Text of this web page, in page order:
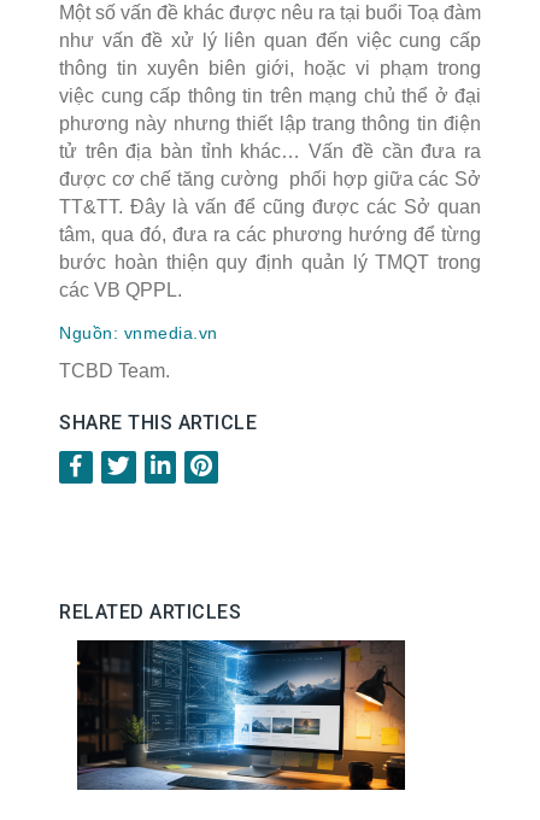
Một số vấn đề khác được nêu ra tại buổi Toạ đàm
như vấn đề xử lý liên quan đến việc cung cấp
thông tin xuyên biên giới, hoặc vi phạm trong
việc cung cấp thông tin trên mạng chủ thể ở đại
phương này nhưng thiết lập trang thông tin điện
tử trên địa bàn tỉnh khác… Vấn đề cần đưa ra
được cơ chế tăng cường phối hợp giữa các Sở
TT&TT. Đây là vấn để cũng được các Sở quan
tâm, qua đó, đưa ra các phương hướng để từng
bước hoàn thiện quy định quản lý TMQT trong
các VB QPPL.
Nguồn: vnmedia.vn
TCBD Team.
SHARE THIS ARTICLE
RELATED ARTICLES